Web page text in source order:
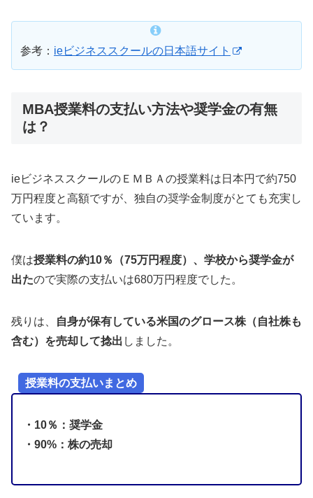
参考： ieビジネススクールの日本語サイト
MBA授業料の支払い方法や奨学金の有無
は？
ieビジネススクールのＥＭＢＡの授業料は日本円で約750
万円程度と高額ですが、独自の奨学金制度がとても充実し
ています。
僕は授業料の約10％（75万円程度）、学校から奨学金が
出たので実際の支払いは680万円程度でした。
残りは、
自身が保有している米国のグロース株（自社株も
含む）を売却して捻出 しました。
授業料の支払いまとめ
・10％：奨学金
・90%：株の売却